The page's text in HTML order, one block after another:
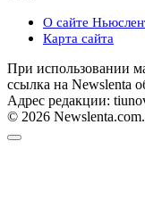
О сайте
Карта сайта
При использовании
ссылка на Newslenta
Адрес редакции:
© 2026